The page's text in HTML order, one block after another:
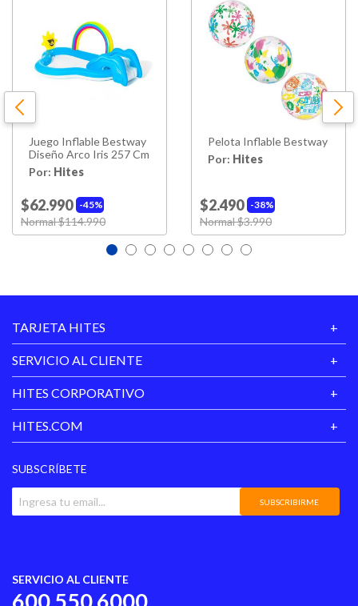
Accesorios
Resbalín, Delfín, 2 Peces
Payaso, Pulto, 2 Anillos,
Hecho en
Juego Inflable Bestway
Diseño Arco Iris 257 Cm
Por: Hites
45%
$62.990
Price reduced from
Normal $114.990
Pelota Inflable Bestway
Por: Hites
38%
$2.490
Price reduced from
Normal $3.990
TARJETA HITES
SERVICIO AL CLIENTE
HITES CORPORATIVO
HITES.COM
SUBSCRÍBETE
SUBSCRIBIRME
SERVICIO AL CLIENTE
600 550 6000